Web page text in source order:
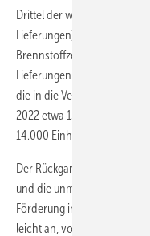
Drittel der weltweiten
Lieferungen). Hinter Asien
Brennstoffzellenlieferungen
Lieferungen in Megawatt),
die in die Vereinigten
2022 etwa 13.250
14.000 Einheiten im Jahr
Der Rückgang der
und die unmittelbar
Förderung in Deutschland
leicht an, von korrigierten